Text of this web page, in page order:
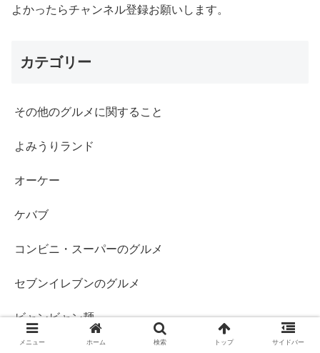
よかったらチャンネル登録お願いします。
カテゴリー
その他のグルメに関すること
よみうりランド
オーケー
ケバブ
コンビニ・スーパーのグルメ
セブンイレブンのグルメ
ビャンビャン麺
メニュー ホーム 検索 トップ サイドバー